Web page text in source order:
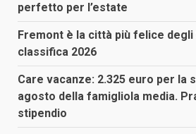
perfetto per l’estate
Fremont è la città più felice
classifica 2026
Care vacanze: 2.325 euro per la
agosto della famigliola media.
stipendio